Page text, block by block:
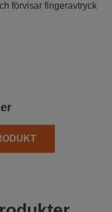
förvisar fingeravtryck